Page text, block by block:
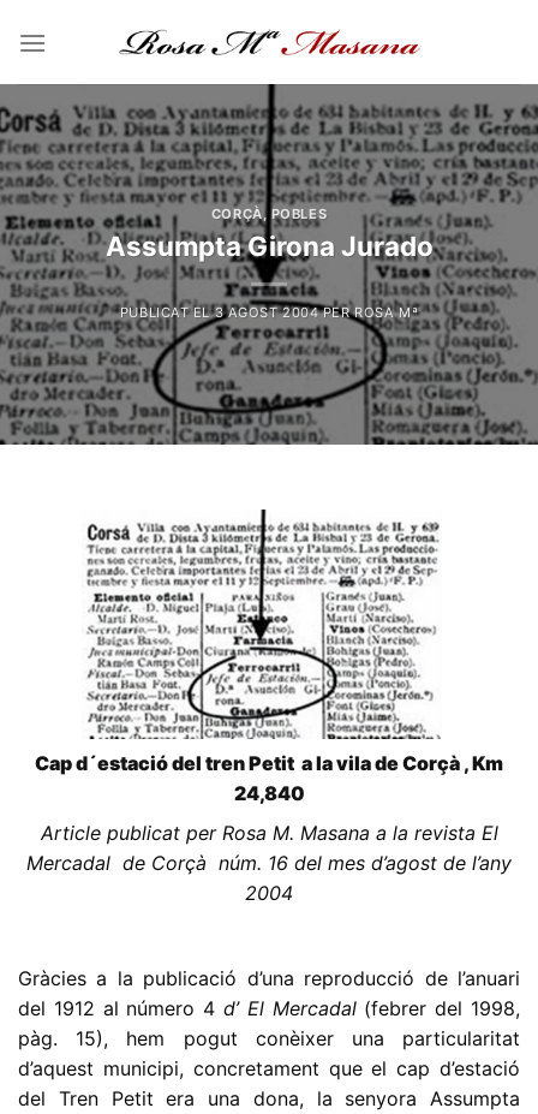
CORÇÀ, POBLES
Assumpta Girona Jurado
PUBLICAT EL3 AGOST 2004 PERROSA Mª
Cap d´estació del tren Petit a la vila de Corçà , Km
24,840
Article publicat per Rosa M. Masana a la revista El
Mercadal de Corçà núm. 16 del mes d’agost de l’any
2004
Gràcies a la publicació d’una reproducció de l’anuari
del 1912 al número 4 d’ El Mercadal (febrer del 1998,
pàg. 15), hem pogut conèixer una particularitat
d’aquest municipi, concretament que el cap d’estació
del Tren Petit era una dona, la senyora Assumpta